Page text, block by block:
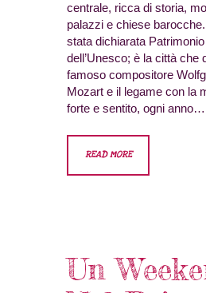
centrale, ricca di storia,
palazzi e chiese
stata dichiarata Patrimonio
dell’Unesco; è la città che
famoso compositore
Mozart e il legame con la
forte e sentito, ogni anno…
READ MORE
Un